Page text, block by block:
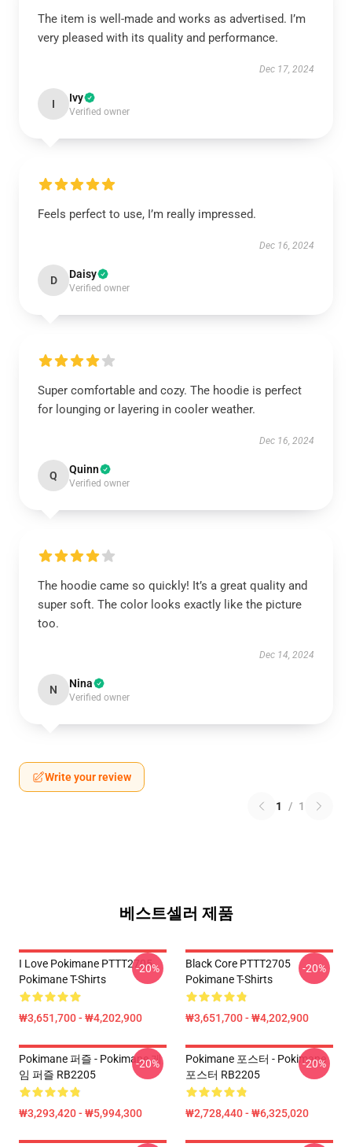
The item is well-made and works as advertised. I’m
very pleased with its quality and performance.
Dec 17, 2024
I Ivy
Verified owner
Feels perfect to use, I’m really impressed.
Dec 16, 2024
D Daisy
Verified owner
Super comfortable and cozy. The hoodie is perfect
for lounging or layering in cooler weather.
Dec 16, 2024
Q Quinn
Verified owner
The hoodie came so quickly! It’s a great quality and
super soft. The color looks exactly like the picture
too.
Dec 14, 2024
N Nina
Verified owner
Write your review
1 / 1
베스트셀러 제품
I Love Pokimane PTTT2705
Pokimane T-Shirts
₩3,651,700 - ₩4,202,900
-20%
Black Core PTTT2705
Pokimane T-Shirts
₩3,651,700 - ₩4,202,900
-20%
Pokimane 퍼즐 - Pokimane 게
임 퍼즐 RB2205
₩3,293,420 - ₩5,994,300
-20%
Pokimane 포스터 - Pokimane
포스터 RB2205
₩2,728,440 - ₩6,325,020
-20%